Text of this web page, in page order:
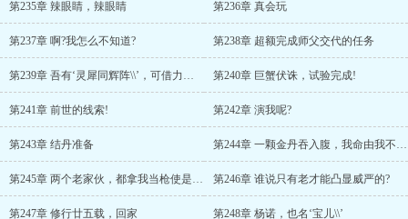
第235章 辣眼睛，辣眼睛 第236章 真会玩
第237章 啊?我怎么不知道? 第238章 超额完成师父交代的任务
第239章 吾有‘灵犀同辉阵\\’，可借力友军，增益其身! 第240章 巨蟹伏诛，试验完成!
第241章 前世的线索! 第242章 演我呢?
第243章 结丹准备 第244章 一颗金丹吞入腹，我命由我不由天!
第245章 两个老家伙，都拿我当枪使是吧? 第246章 谁说只有老才能凸显威严的?
第247章 修行廿五载，回家 第248章 杨诺，也名‘宝儿\\’